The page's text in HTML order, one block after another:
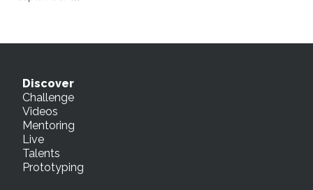
Discover
Challenge
Videos
Mentoring
Live
Talents
Prototyping